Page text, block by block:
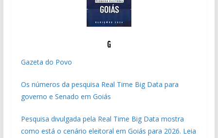
Gazeta do Povo
Os números da pesquisa Real Time Big Data para
governo e Senado em Goiás
Pesquisa divulgada pela Real Time Big Data mostra
como está o cenário eleitoral em Goiás para 2026. Leia